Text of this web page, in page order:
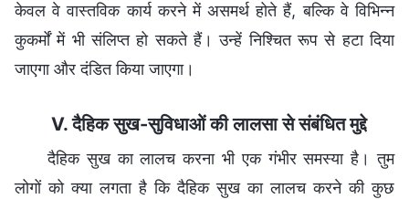
केवल वे वास्तविक कार्य करने में असमर्थ होते हैं, बल्कि वे विभिन्न
कुकर्मों में भी संलिप्त हो सकते हैं। उन्हें निश्चित रूप से हटा दिया
जाएगा और दंडित किया जाएगा।
V. दैहिक सुख-सुविधाओं की लालसा से संबंधित मुद्दे
दैहिक सुख का लालच करना भी एक गंभीर समस्या है। तुम
लोगों को क्या लगता है कि दैहिक सुख का लालच करने की कुछ